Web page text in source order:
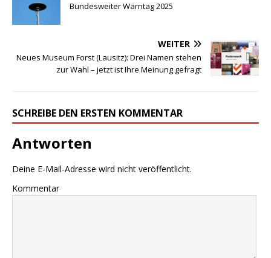
Bundesweiter Warntag 2025
WEITER
Neues Museum Forst (Lausitz): Drei Namen stehen
zur Wahl – jetzt ist Ihre Meinung gefragt
SCHREIBE DEN ERSTEN KOMMENTAR
Antworten
Deine E-Mail-Adresse wird nicht veröffentlicht.
Kommentar